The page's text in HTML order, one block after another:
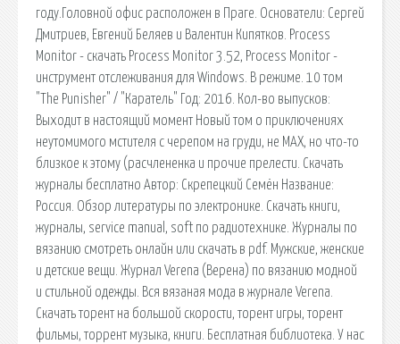
году.Головной офис расположен в Праге. Основатели: Сергей
Дмитриев, Евгений Беляев и Валентин Кипятков. Process
Monitor - скачать Process Monitor 3.52, Process Monitor -
инструмент отслеживания для Windows. В режиме. 10 том
"The Punisher" / "Каратель" Год: 2016. Кол-во выпусков:
Выходит в настоящий момент Новый том о приключениях
неутомимого мстителя с черепом на груди, не MAX, но что-то
близкое к этому (расчлененка и прочие прелести. Скачать
журналы бесплатно Автор: Скрепецкий Семён Название:
Россия. Обзор литературы по электронике. Скачать книги,
журналы, service manual, soft по радиотехнике. Журналы по
вязанию смотреть онлайн или скачать в pdf. Мужские, женские
и детские вещи. Журнал Verena (Верена) по вязанию модной
и стильной одежды. Вся вязаная мода в журнале Verena.
Скачать торент на большой скорости, торент игры, торент
фильмы, торрент музыка, книги. Бесплатная библиотека. У нас